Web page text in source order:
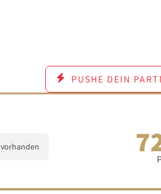
PUSHE DEIN
vorhanden